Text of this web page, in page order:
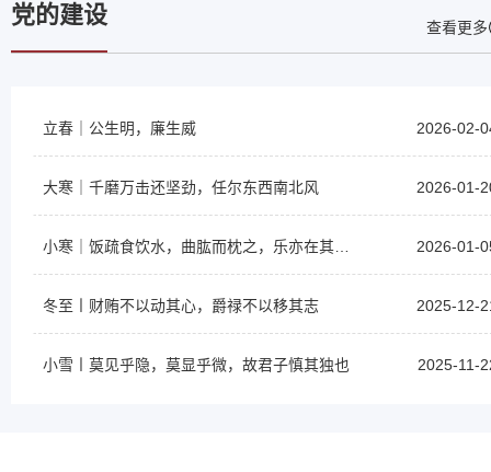
党的建设 查看更多
立春｜公生明，廉生威 2026-02-
大寒｜千磨万击还坚劲，任尔东西南北风 2026-01-
2026-01-
冬至丨财贿不以动其心，爵禄不以移其志 2025-12-
小雪丨莫见乎隐，莫显乎微，故君子慎其独也 2025-11-